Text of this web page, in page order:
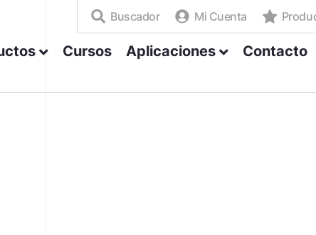
Buscador Mi Cuenta
Cursos Aplicaciones Contacto